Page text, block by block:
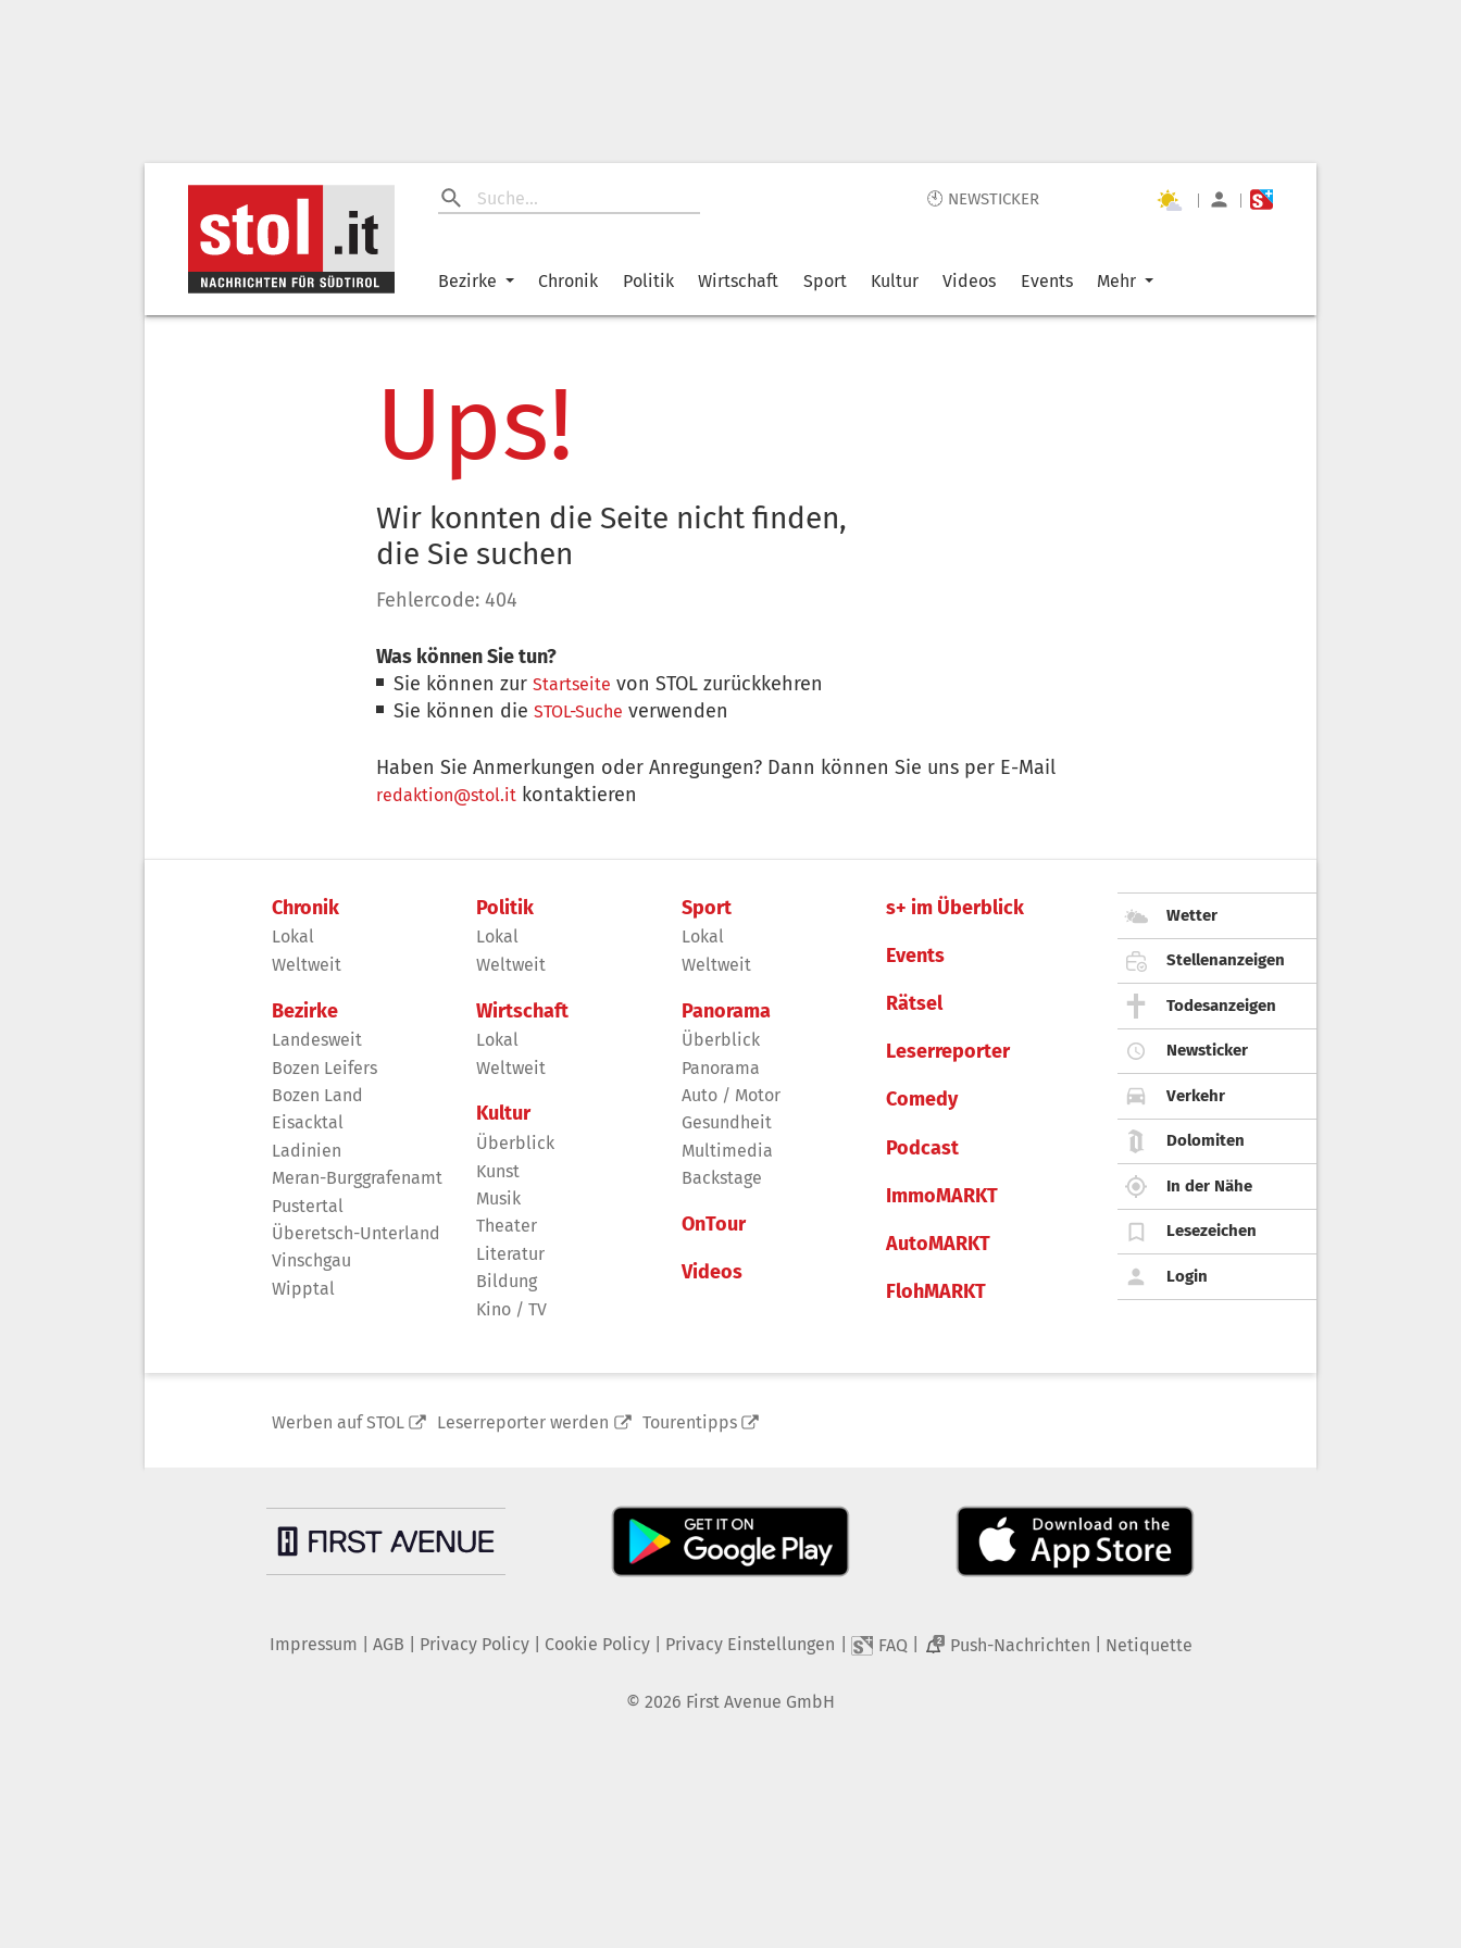
🕙 NEWSTICKER | |
Bezirke Chronik Politik Wirtschaft Sport Kultur Videos Events Mehr
Ups!
Wir konnten die Seite nicht finden,
die Sie suchen
Fehlercode: 404
Was können Sie tun?
Sie können zurStartseite von STOL zurückkehren
Sie können dieSTOL-Suche verwenden
Haben Sie Anmerkungen oder Anregungen? Dann können Sie uns per E-Mail
redaktion@stol.it kontaktieren
Chronik
Lokal
Weltweit
Bezirke
Landesweit
Bozen Leifers
Bozen Land
Eisacktal
Ladinien
Meran-Burggrafenamt
Pustertal
Überetsch-Unterland
Vinschgau
Wipptal
Politik
Lokal
Weltweit
Wirtschaft
Lokal
Weltweit
Kultur
Überblick
Kunst
Musik
Theater
Literatur
Bildung
Kino / TV
Sport
Lokal
Weltweit
Panorama
Überblick
Panorama
Auto / Motor
Gesundheit
Multimedia
Backstage
OnTour
Videos
s+ im Überblick
Events
Rätsel
Leserreporter
Comedy
Podcast
ImmoMARKT
AutoMARKT
FlohMARKT
Wetter
Stellenanzeigen
Todesanzeigen
Newsticker
Verkehr
Dolomiten
In der Nähe
Lesezeichen
Login
Werben auf STOL Leserreporter werden Tourentipps
Impressum AGB Privacy Policy| Cookie Policy| Privacy Einstellungen FAQ 2 Push-Nachrichten Netiquette
© 2026 First Avenue GmbH